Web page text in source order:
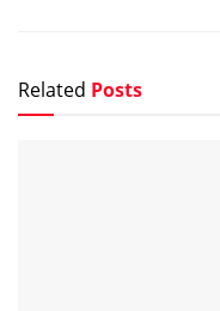
Related Posts